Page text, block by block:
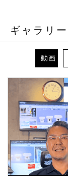
ギャラリー
動画